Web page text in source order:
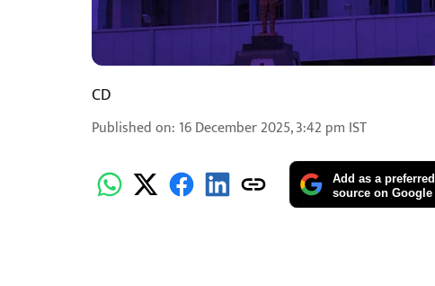
CD
Published on: 16 December 2025, 3:42 pm IST
Add as a preferred
source on Google